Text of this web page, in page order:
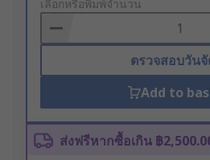
to
Basket
เลือกหรือพิมพ์จำนวน
ตรวจสอบวันจั
Add to
ส่งฟรีหากซื้อเกิน ฿